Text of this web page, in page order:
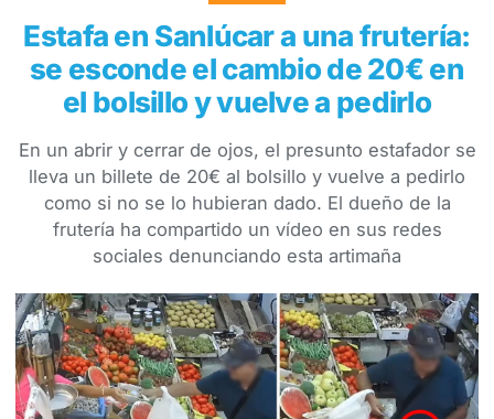
Estafa en Sanlúcar a una frutería:
se esconde el cambio de 20€ en
el bolsillo y vuelve a pedirlo
En un abrir y cerrar de ojos, el presunto estafador se
lleva un billete de 20€ al bolsillo y vuelve a pedirlo
como si no se lo hubieran dado. El dueño de la
frutería ha compartido un vídeo en sus redes
sociales denunciando esta artimaña